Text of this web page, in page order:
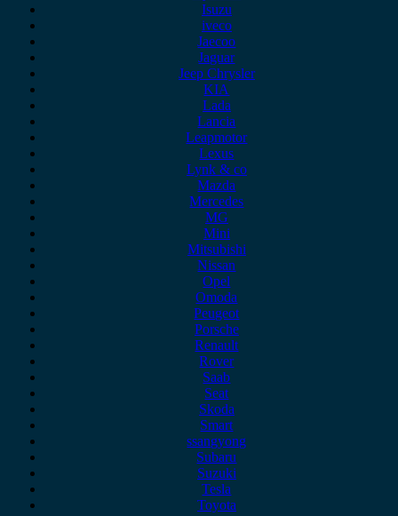
Isuzu
iveco
Jaecoo
Jaguar
Jeep Chrysler
KIA
Lada
Lancia
Leapmotor
Lexus
Lynk & co
Mazda
Mercedes
MG
Mini
Mitsubishi
Nissan
Opel
Omoda
Peugeot
Porsche
Renault
Rover
Saab
Seat
Skoda
Smart
ssangyong
Subaru
Suzuki
Tesla
Toyota